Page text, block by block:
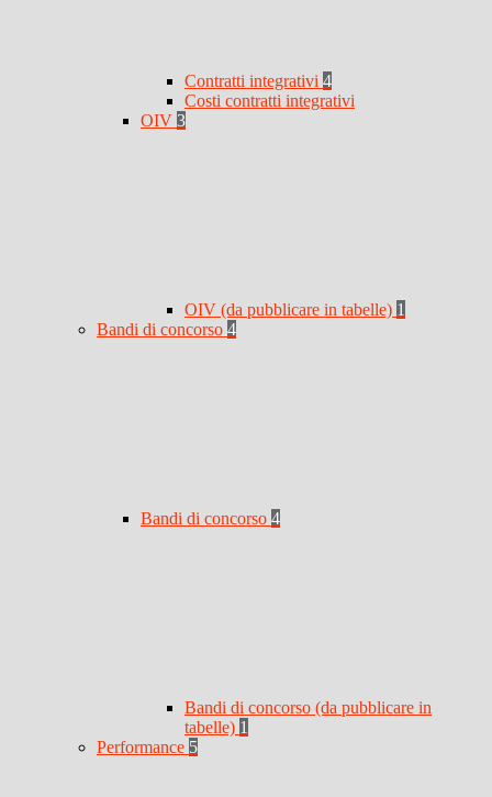
Contratti integrativi 4
Costi contratti integrativi
OIV 3
OIV (da pubblicare in tabelle) 1
Bandi di concorso 4
Bandi di concorso 4
Bandi di concorso (da pubblicare in
tabelle) 1
Performance 5